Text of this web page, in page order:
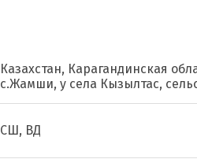
Казахстан, Карагандинская
с.Жамши, у села Кызылтас,
СШ, ВД